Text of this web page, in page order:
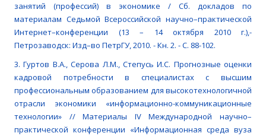
занятий (профессий) в экономике / Сб. докладов по
материалам Седьмой Всероссийской научно–практической
Интернет–конференции (13 – 14 октября 2010 г.),-
Петрозаводск: Изд–во ПетрГУ, 2010. - Кн. 2. - С. 88-102.
3. Гуртов В.А., Серова Л.М., Степусь И.С. Прогнозные оценки
кадровой потребности в специалистах с высшим
профессиональным образованием для высокотехнологичной
отрасли экономики «информационно-коммуникационные
технологии» // Материалы IV Международной научно–
практической конференции «Информационная среда вуза